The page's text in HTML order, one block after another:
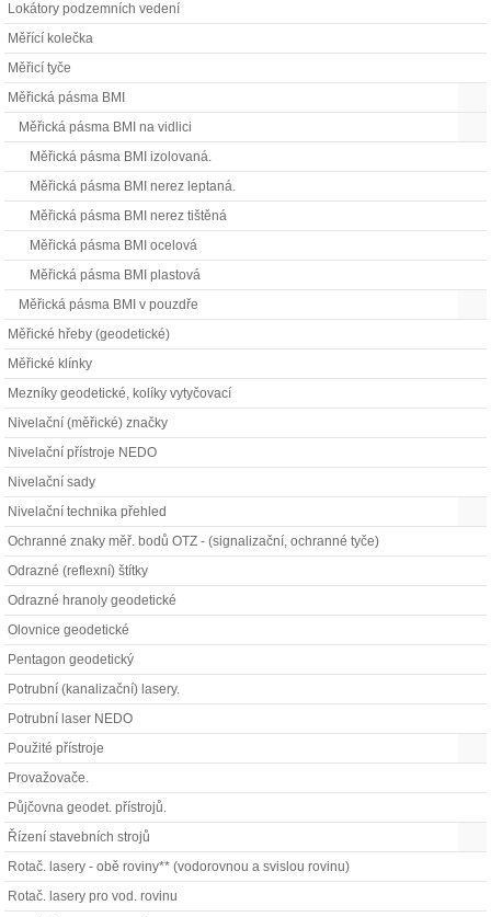
Lokátory podzemních vedení
Měřící kolečka
Měřicí tyče
Měřická pásma BMI
Měřická pásma BMI na vidlici
Měřická pásma BMI izolovaná.
Měřická pásma BMI nerez leptaná.
Měřická pásma BMI nerez tištěná
Měřická pásma BMI ocelová
Měřická pásma BMI plastová
Měřická pásma BMI v pouzdře
Měřické hřeby (geodetické)
Měřické klínky
Mezníky geodetické, kolíky vytyčovací
Nivelační (měřické) značky
Nivelační přístroje NEDO
Nivelační sady
Nivelační technika přehled
Ochranné znaky měř. bodů OTZ - (signalizační, ochranné tyče)
Odrazné (reflexní) štítky
Odrazné hranoly geodetické
Olovnice geodetické
Pentagon geodetický
Potrubní (kanalizační) lasery.
Potrubní laser NEDO
Použité přístroje
Provažovače.
Půjčovna geodet. přístrojů.
Řízení stavebních strojů
Rotač. lasery - obě roviny** (vodorovnou a svislou rovinu)
Rotač. lasery pro vod. rovinu